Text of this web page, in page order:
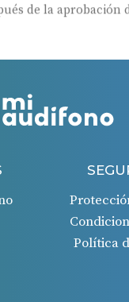
de la aprobación
Política